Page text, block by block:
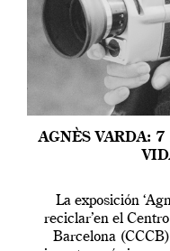
AGNÈS VARDA: 7
La exposición
reciclar’en el
Barcelona